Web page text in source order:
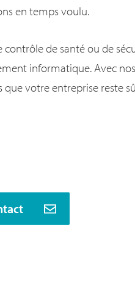
en temps voulu.
contrôle de santé ou de
informatique. Avec
votre entreprise reste